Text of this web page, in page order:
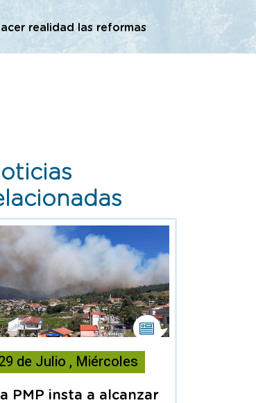
realidad las reformas
Esta
noticia
contiene
Nota
de
de Julio , Miércoles
PMP insta a alcanzar